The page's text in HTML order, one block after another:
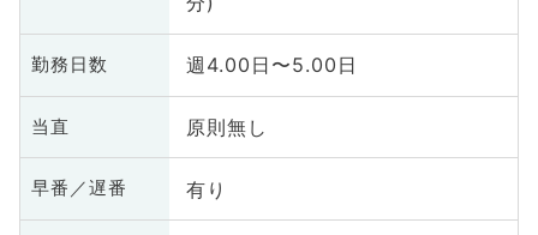
勤務日数 週4.00日〜5.00日
当直 原則無し
早番／遅番 有り